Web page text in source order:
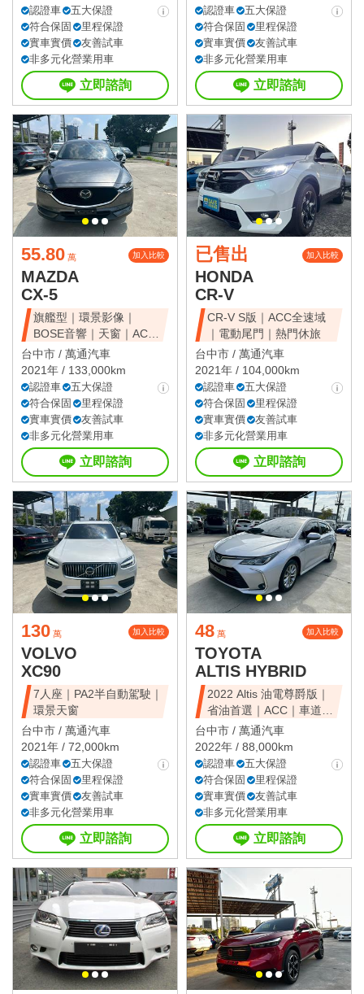
認證車
五大保證
符合保固
里程保證
實車實價
友善試車
非多元化營業用車
立即諮詢
認證車
五大保證
符合保固
里程保證
實車實價
友善試車
非多元化營業用車
立即諮詢
55.80 萬 加入比較
MAZDA
CX-5
旗艦型｜環景影像｜
BOSE音響｜天窗｜ACC
全速域｜質感休旅
台中市 / 萬通汽車
2021年 / 133,000km
認證車
五大保證
符合保固
里程保證
實車實價
友善試車
非多元化營業用車
立即諮詢
已售出 加入比較
HONDA
CR-V
CR-V S版｜ACC全速域
｜電動尾門｜熱門休旅
台中市 / 萬通汽車
2021年 / 104,000km
認證車
五大保證
符合保固
里程保證
實車實價
友善試車
非多元化營業用車
立即諮詢
130 萬 加入比較
VOLVO
XC90
7人座｜PA2半自動駕駛｜
環景天窗
台中市 / 萬通汽車
2021年 / 72,000km
認證車
五大保證
符合保固
里程保證
實車實價
友善試車
非多元化營業用車
立即諮詢
48 萬 加入比較
TOYOTA
ALTIS HYBRID
2022 Altis 油電尊爵版｜
省油首選｜ACC｜車道維
持
台中市 / 萬通汽車
2022年 / 88,000km
認證車
五大保證
符合保固
里程保證
實車實價
友善試車
非多元化營業用車
立即諮詢